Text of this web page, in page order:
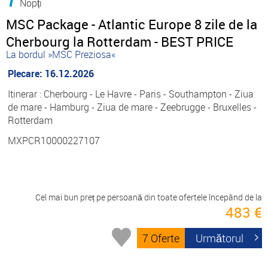
Nopți
MSC Package - Atlantic Europe 8 zile de la
Cherbourg la Rotterdam - BEST PRICE
La bordul »MSC Preziosa«
Plecare: 16.12.2026
Itinerar : Cherbourg - Le Havre - Paris - Southampton - Ziua
de mare - Hamburg - Ziua de mare - Zeebrugge - Bruxelles -
Rotterdam
MXPCR10000227107
Cel mai bun preț pe persoană din toate ofertele începând de la
483 €
7 Oferte Următorul